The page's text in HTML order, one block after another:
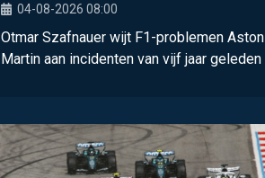
04-08-2026 08:00
Otmar Szafnauer wijt F1-problemen Aston
Martin aan incidenten van vijf jaar geleden